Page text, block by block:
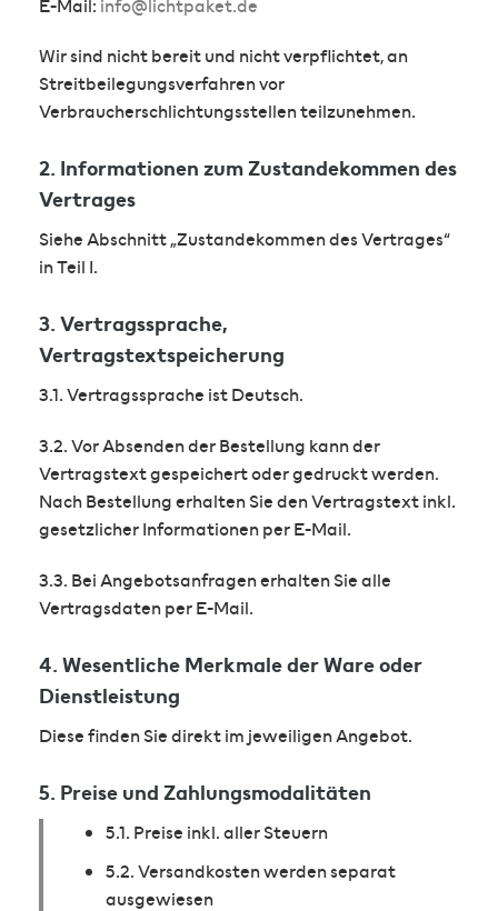
E-Mail: info@lichtpaket.de
Wir sind nicht bereit und nicht verpflichtet, an
Streitbeilegungsverfahren vor
Verbraucherschlichtungsstellen teilzunehmen.
2. Informationen zum Zustandekommen des
Vertrages
Siehe Abschnitt „Zustandekommen des Vertrages“
in Teil I.
3. Vertragssprache,
Vertragstextspeicherung
3.1. Vertragssprache ist Deutsch.
3.2. Vor Absenden der Bestellung kann der
Vertragstext gespeichert oder gedruckt werden.
Nach Bestellung erhalten Sie den Vertragstext inkl.
gesetzlicher Informationen per E-Mail.
3.3. Bei Angebotsanfragen erhalten Sie alle
Vertragsdaten per E-Mail.
4. Wesentliche Merkmale der Ware oder
Dienstleistung
Diese finden Sie direkt im jeweiligen Angebot.
5. Preise und Zahlungsmodalitäten
5.1. Preise inkl. aller Steuern
5.2. Versandkosten werden separat
ausgewiesen